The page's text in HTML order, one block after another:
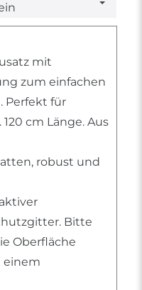
mit
zum einfachen
Perfekt für
cm Länge. Aus
robust und
Bitte
Oberfläche
einem